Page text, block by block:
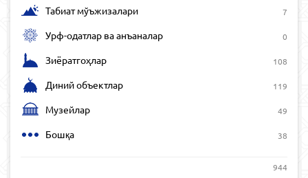
Табиат мўъжизалари 7
Урф-одатлар ва анъаналар 0
Зиёратгоҳлар 108
Диний объектлар 119
Музейлар 49
Бошқа 38
944